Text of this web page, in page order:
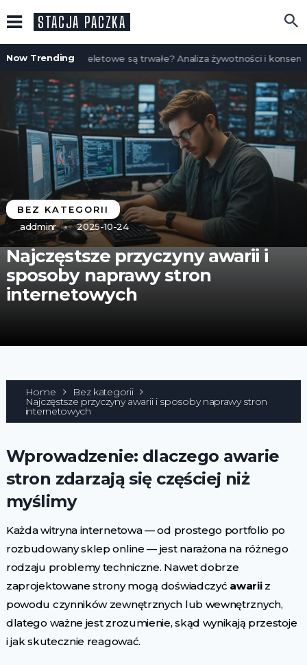
STACJA PACZKA
Now Trending
Czy domy szkieletowe są trwałe? Analiza żywotności i
BEZ KATEGORII
addminr
2025-10-24
Najczęstsze przyczyny awarii i
sposoby naprawy stron
internetowych
Home Bez kategorii
Najczęstsze przyczyny awarii i sposoby naprawy stron
internetowych
Wprowadzenie: dlaczego awarie
stron zdarzają się częściej niż
myślimy
Każda witryna internetowa — od prostego portfolio po
rozbudowany sklep online — jest narażona na różnego
rodzaju problemy techniczne. Nawet dobrze
zaprojektowane strony mogą doświadczyć awariiz
powodu czynników zewnętrznych lub wewnętrznych,
dlatego ważne jest zrozumienie, skąd wynikają przestoje
i jak skutecznie reagować.